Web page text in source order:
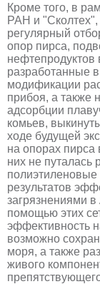
Кроме того, в
РАН и "Сколтех",
регулярный
опор пирса,
разработанные
модификации
прибоя, а также
адсорбции
комьев,
ходе будущей
на опорах
них не
полиэтиленовые
результатов
загрязнениями
помощью этих
эффективность
возможно
моря, а также
живого